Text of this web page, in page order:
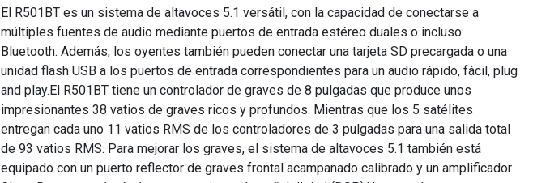
El R501BT es un sistema de altavoces 5.1 versátil, con la capacidad de conectarse a
múltiples fuentes de audio mediante puertos de entrada estéreo duales o incluso
Bluetooth. Además, los oyentes también pueden conectar una tarjeta SD precargada o una
unidad flash USB a los puertos de entrada correspondientes para un audio rápido, fácil, plug
and play.El R501BT tiene un controlador de graves de 8 pulgadas que produce unos
impresionantes 38 vatios de graves ricos y profundos. Mientras que los 5 satélites
entregan cada uno 11 vatios RMS de los controladores de 3 pulgadas para una salida total
de 93 vatios RMS. Para mejorar los graves, el sistema de altavoces 5.1 también está
equipado con un puerto reflector de graves frontal acampanado calibrado y un amplificador